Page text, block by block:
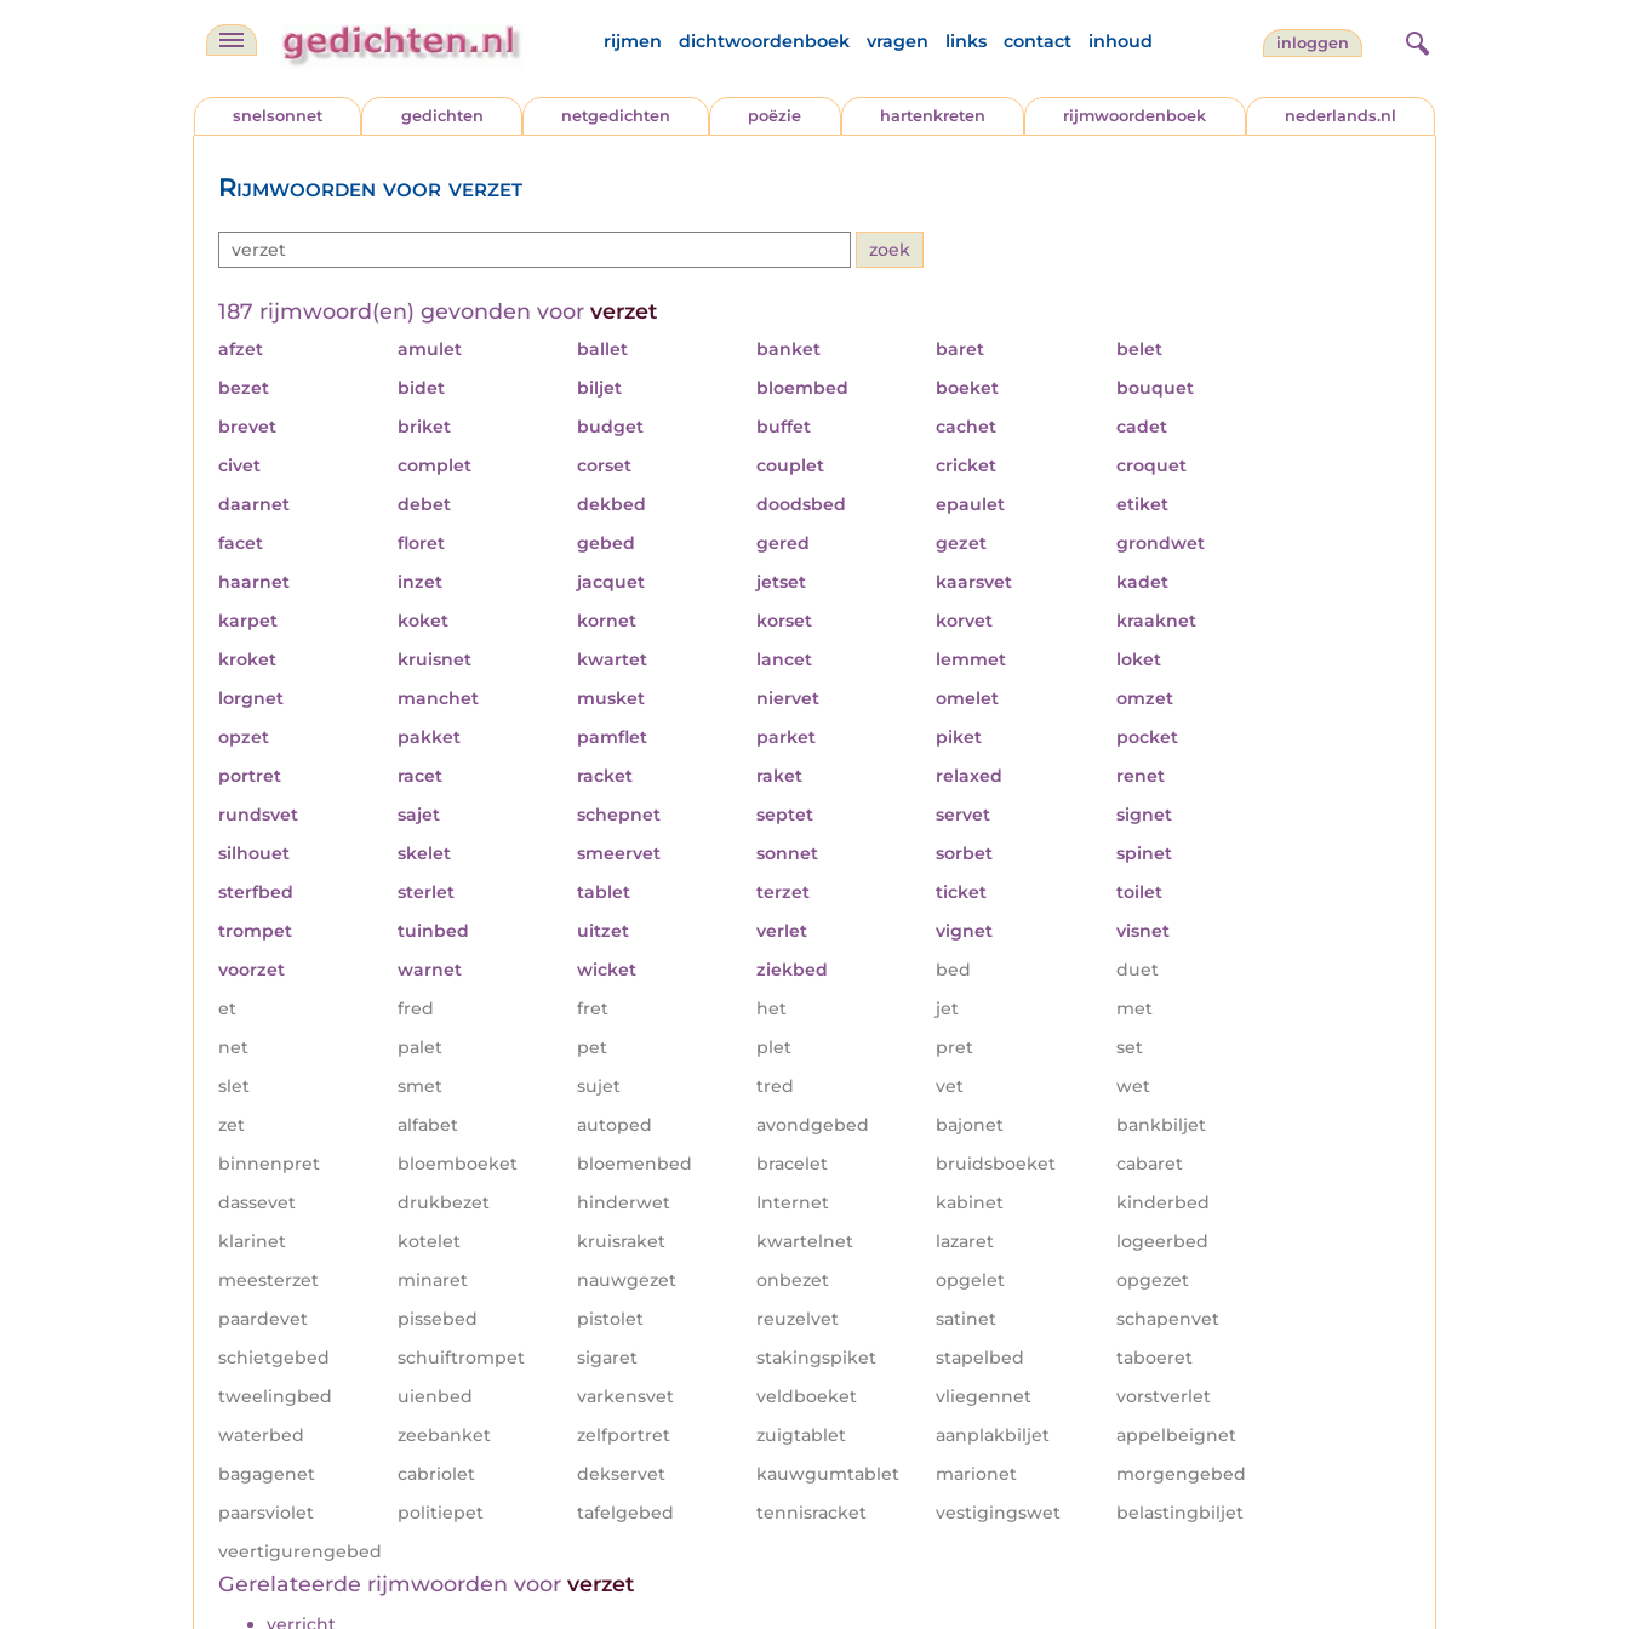
rijmen dichtwoordenboek vragen links contact inhoud inloggen
snelsonnet gedichten netgedichten poëzie hartenkreten rijmwoordenboek nederlands.nl
Rijmwoorden voor verzet
187 rijmwoord(en) gevonden voor verzet
afzet amulet ballet banket baret
belet
bezet
bidet biljet bloembed boeket
bouquet
brevet
briket budget buffet cachet
cadet
civet
complet corset couplet cricket
croquet
daarnet
debet dekbed doodsbed epaulet
etiket
facet
floret gebed gered gezet
grondwet
haarnet
inzet jacquet jetset kaarsvet
kadet
karpet
koket kornet korset korvet
kraaknet
kroket
kruisnet kwartet lancet lemmet
loket
lorgnet
manchet musket niervet omelet
omzet
opzet
pakket pamflet parket piket
pocket
portret
racet racket raket relaxed
renet
rundsvet
sajet schepnet septet servet
signet
silhouet
skelet smeervet sonnet sorbet
spinet
sterfbed
sterlet tablet terzet ticket
toilet
trompet
tuinbed uitzet verlet vignet
visnet
voorzet
warnet wicket ziekbed bed
duet
et
fred fret het jet
met
net
palet pet plet pret
set
slet
smet sujet tred vet
wet
zet
alfabet autoped avondgebed bajonet
bankbiljet
binnenpret
bloemboeket bloemenbed bracelet bruidsboeket
cabaret
dassevet
drukbezet hinderwet Internet kabinet
kinderbed
klarinet
kotelet kruisraket kwartelnet lazaret
logeerbed
meesterzet
minaret nauwgezet onbezet opgelet
opgezet
paardevet
pissebed pistolet reuzelvet satinet
schapenvet
schietgebed
schuiftrompet sigaret stakingspiket stapelbed
taboeret
tweelingbed
uienbed varkensvet veldboeket vliegennet
vorstverlet
waterbed
zeebanket zelfportret zuigtablet aanplakbiljet
appelbeignet
bagagenet
cabriolet dekservet kauwgumtablet marionet
morgengebed
paarsviolet
politiepet tafelgebed tennisracket vestigingswet
belastingbiljet
veertigurengebed
Gerelateerde rijmwoorden voor verzet
verricht